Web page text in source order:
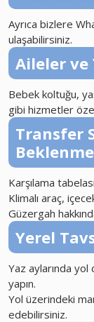
Ayrıca bizlere
ulaşabilirsiniz.
Aileler ve
Bebek koltuğu,
gibi hizmetler
Transfer
Karşılama
Klimalı araç,
Güzergah
Yerel
Yaz aylarında
yapın.
Yol üzerindeki
edebilirsiniz.